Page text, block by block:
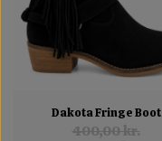
Dakota Fringe Boot
400,00 kr.